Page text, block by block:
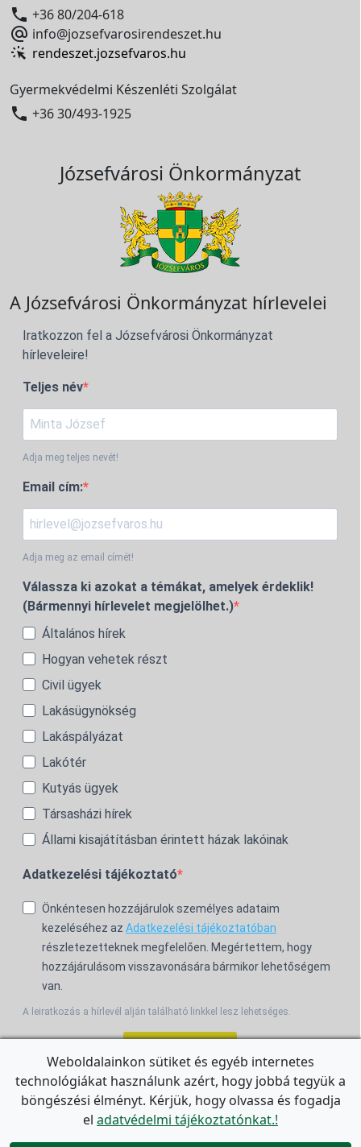
 +36 80/204-618
 info@jozsefvarosirendeszet.hu
rendeszet.jozsefvaros.hu
Gyermekvédelmi Készenléti Szolgálat
 +36 30/493-1925
Józsefvárosi Önkormányzat
A Józsefvárosi Önkormányzat hírlevelei
Iratkozzon fel a Józsefvárosi Önkormányzat
hírleveleire!
Teljes név
Adja meg teljes nevét!
Email cím:
Adja meg az email címét!
Válassza ki azokat a témákat, amelyek érdeklik!
(Bármennyi hírlevelet megjelölhet.)
Általános hírek
Hogyan vehetek részt
Civil ügyek
Lakásügynökség
Lakáspályázat
Lakótér
Kutyás ügyek
Társasházi hírek
Állami kisajátításban érintett házak lakóinak
Adatkezelési tájékoztató
Önkéntesen hozzájárulok személyes adataim
kezeléséhez az Adatkezelési tájékoztatóban
részletezetteknek megfelelően. Megértettem, hogy
hozzájárulásom visszavonására bármikor lehetőségem
van.
A leiratkozás a hírlevél alján található linkkel lesz lehetséges.
For the English Newsletter, clickHERE.
Weboldalainkon sütiket és egyéb internetes
technológiákat használunk azért, hogy jobbá tegyük a
böngészési élményt. Kérjük, hogy olvassa és fogadja
el adatvédelmi tájékoztatónkat.!